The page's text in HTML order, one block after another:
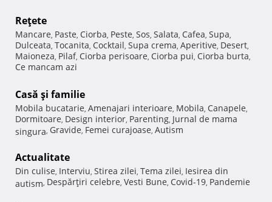
Reţete
Mancare, Paste, Ciorba, Peste, Sos, Salata, Cafea, Supa,
Dulceata, Tocanita, Cocktail, Supa crema, Aperitive, Desert,
Maioneza, Pilaf, Ciorba perisoare, Ciorba pui, Ciorba burta,
Ce mancam azi
Casă şi familie
Mobila bucatarie, Amenajari interioare, Mobila, Canapele,
Dormitoare, Design interior, Parenting, Jurnal de mama
singura, Gravide, Femei curajoase, Autism
Actualitate
Din culise, Interviu, Stirea zilei, Tema zilei, Iesirea din
autism, Despărţiri celebre, Vesti Bune, Covid-19, Pandemie